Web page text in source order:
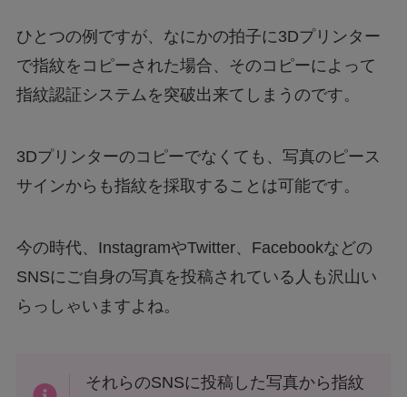
ひとつの例ですが、なにかの拍子に3Dプリンター
で指紋をコピーされた場合、そのコピーによって
指紋認証システムを突破出来てしまうのです。
3Dプリンターのコピーでなくても、写真のピース
サインからも指紋を採取することは可能です。
今の時代、InstagramやTwitter、Facebookなどの
SNSにご自身の写真を投稿されている人も沢山い
らっしゃいますよね。
それらのSNSに投稿した写真から指紋